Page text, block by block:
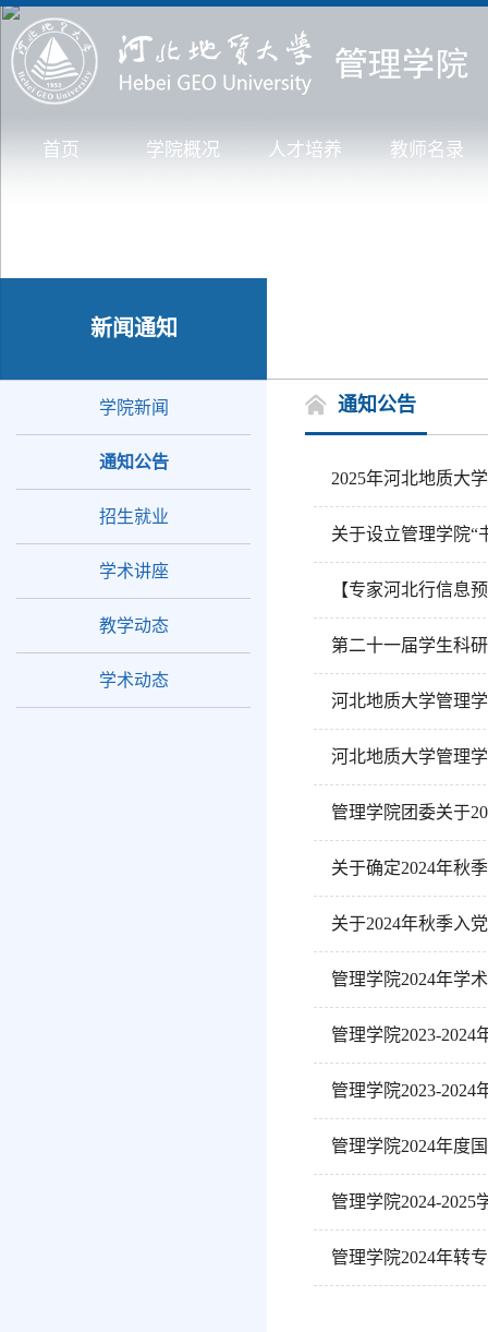
首页 学院概况 人才培养 教师名录
新闻通知
学院新闻
通知公告
招生就业
学术讲座
教学动态
学术动态
通知公告
2025年河北地质大
关于设立管理学院“
【专家河北行信息
第二十一届学生科
河北地质大学管理
河北地质大学管理
管理学院团委关于
关于确定2024年秋
关于2024年秋季入
管理学院2024年学
管理学院2023-2024
管理学院2023-
管理学院2024年度
管理学院2024-
管理学院2024年转